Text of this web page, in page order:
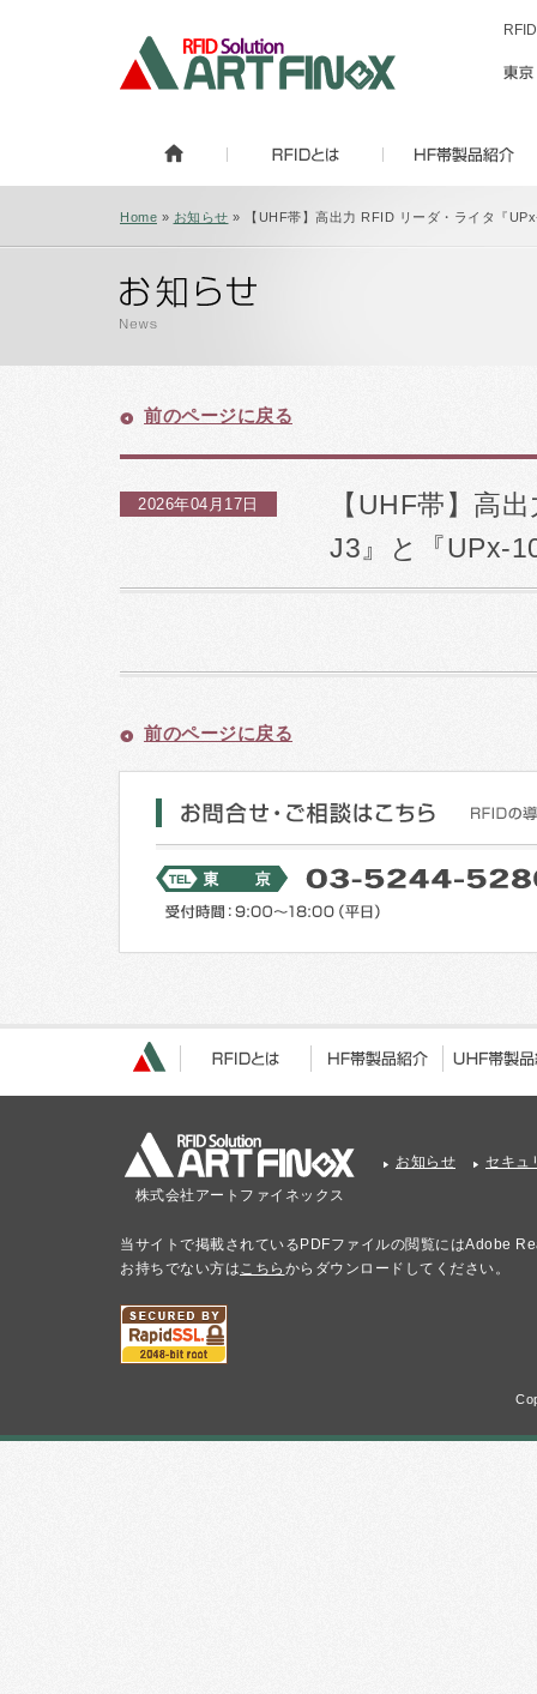
Home » お知らせ » 【UHF帯】高出力 RFID リーダ・ライタ『
前のページに戻る
【UHF帯】高
J3』と『UPx-
2026年04月17日
前のページに戻る
株式会社アートファイネックス
お知らせ セキュ
当サイトで掲載されているPDFファイルの閲覧にはAdobe
お持ちでない方は こちら からダウンロードしてください。